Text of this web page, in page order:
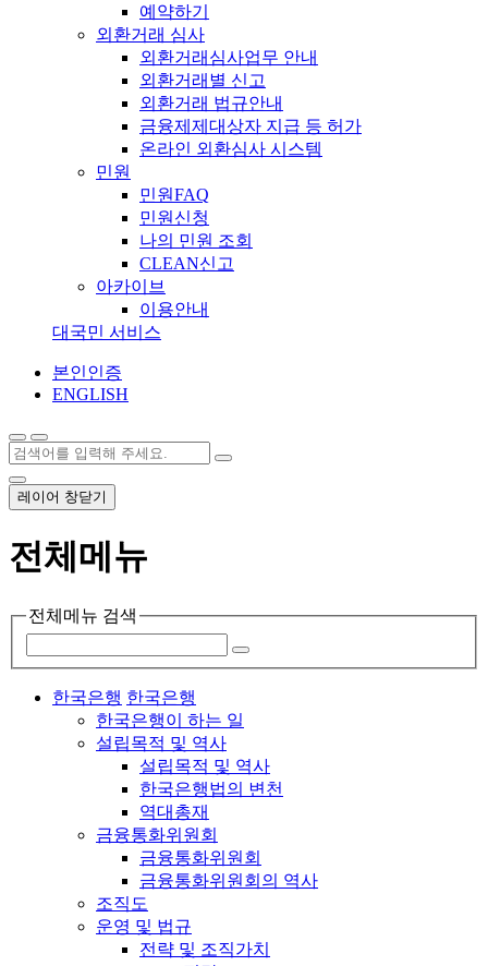
예약하기
외환거래 심사
외환거래심사업무 안내
외환거래별 신고
외환거래 법규안내
금융제제대상자 지급 등 허가
온라인 외환심사 시스템
민원
민원FAQ
민원신청
나의 민원 조회
CLEAN신고
아카이브
이용안내
대국민 서비스
본인인증
ENGLISH
레이어 창닫기
전체메뉴
전체메뉴 검색
한국은행 한국은행
한국은행이 하는 일
설립목적 및 역사
설립목적 및 역사
한국은행법의 변천
역대총재
금융통화위원회
금융통화위원회
금융통화위원회의 역사
조직도
운영 및 법규
전략 및 조직가치